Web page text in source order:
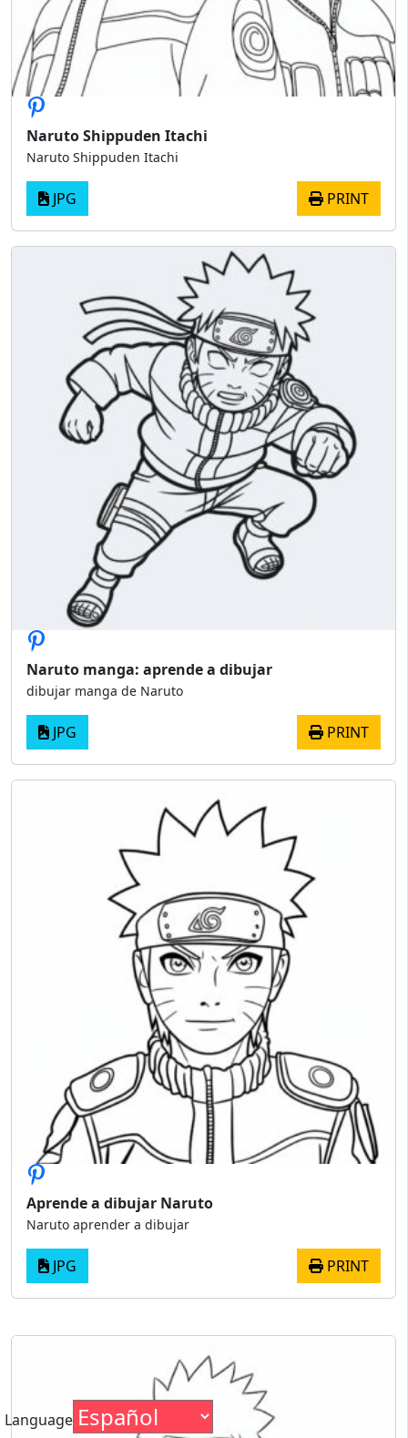
Naruto Shippuden Itachi
Naruto Shippuden Itachi
JPG PRINT
Naruto manga: aprende a dibujar
dibujar manga de Naruto
JPG PRINT
Aprende a dibujar Naruto
Naruto aprender a dibujar
JPG PRINT
Language